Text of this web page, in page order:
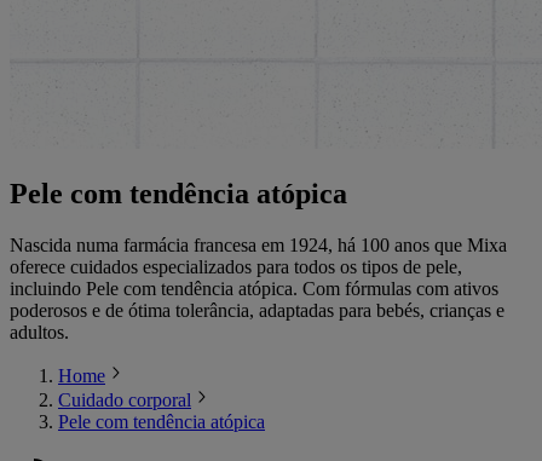
Pele com tendência atópica
Nascida numa farmácia francesa em 1924, há 100 anos que Mixa
oferece cuidados especializados para todos os tipos de pele,
incluindo Pele com tendência atópica. Com fórmulas com ativos
poderosos e de ótima tolerância, adaptadas para bebés, crianças e
adultos.
Home
Cuidado corporal
Pele com tendência atópica